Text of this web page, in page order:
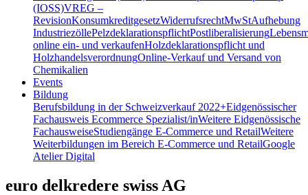
(IOSS)VREG –
RevisionKonsumkreditgesetzWiderrufsrechtMwStAufhebung
IndustriezöllePelzdeklarationspflichtPostliberalisierung
online ein- und verkaufenHolzdeklarationspflicht und
HolzhandelsverordnungOnline-Verkauf und Versand von
Chemikalien
Events
Bildung
Berufsbildung in der Schweizverkauf 2022+Eidgenössischer
Fachausweis Ecommerce Spezialist/inWeitere Eidgenössische
FachausweiseStudiengänge E-Commerce und RetailWeitere
Weiterbildungen im Bereich E-Commerce und RetailGoogle
Atelier Digital
euro delkredere swiss AG